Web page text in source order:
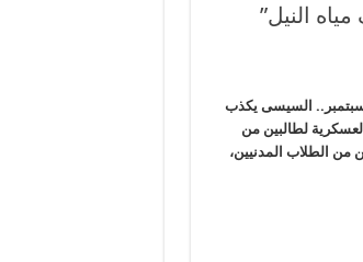
النيل”
المجاري بدلا من مياه الشرب وتوقّيِع اتفاقية “جفاف مياه النيل” رسميًّا. . الثلاثاء 20 سبتمبر.. السيسى يكذب
لطالبين من
من الطلاب المدنيين،